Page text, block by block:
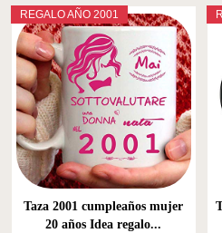
REGALO AÑO 2001
Taza 2001 cumpleaños mujer
20 años Idea regalo...